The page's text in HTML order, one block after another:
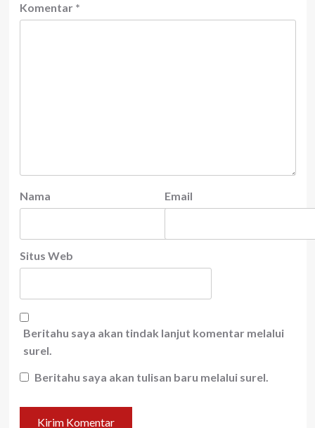
Komentar *
Nama Email
Situs Web
Beritahu saya akan tindak lanjut komentar melalui
surel.
Beritahu saya akan tulisan baru melalui surel.